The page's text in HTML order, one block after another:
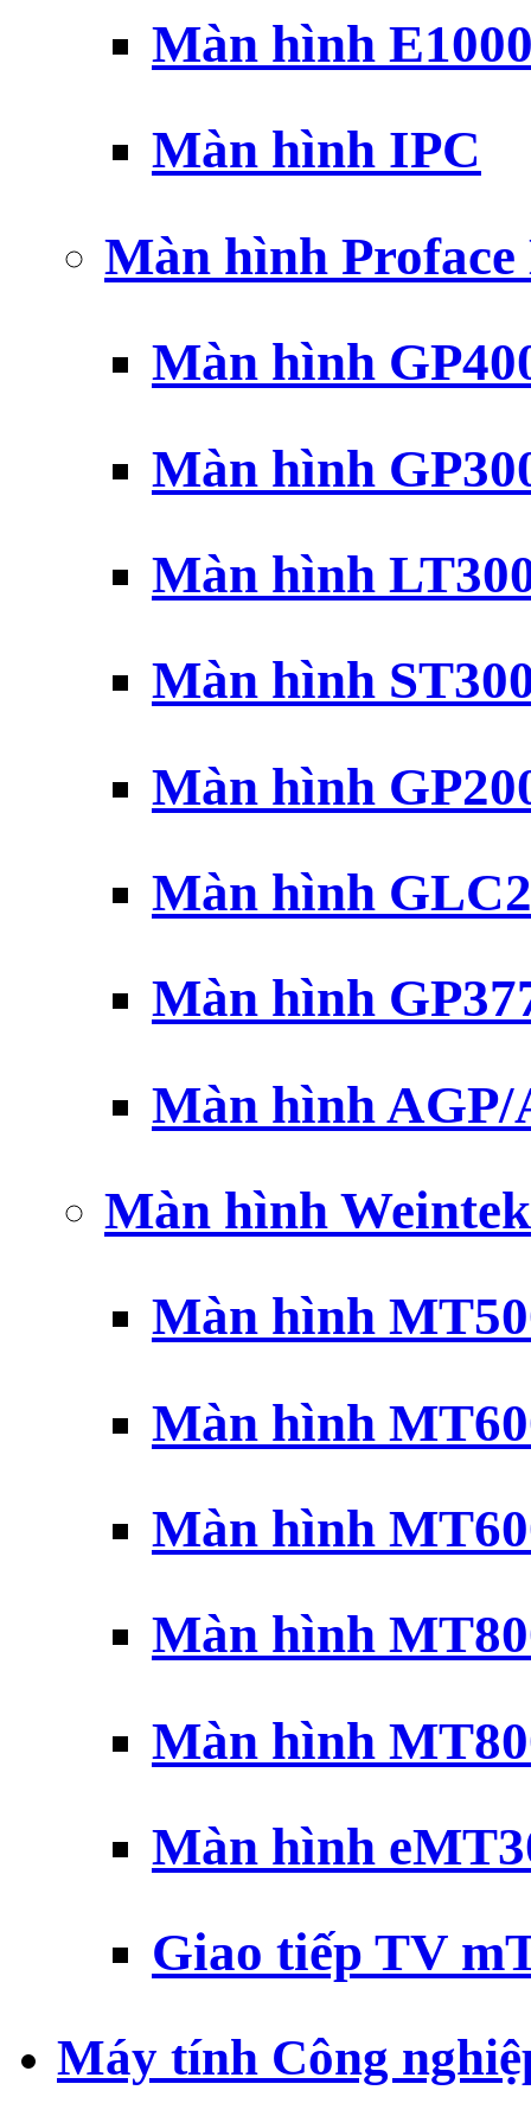
Màn hình
Màn hình IPC
Màn hình
Màn hình
Màn hình
Màn hình
Màn hình
Màn hình
Màn hình
Màn hình
Màn hình AGP/
Màn hình
Màn hình
Màn hình
Màn hình
Màn hình
Màn hình
Màn hình
Giao tiếp TV
Máy tính Công